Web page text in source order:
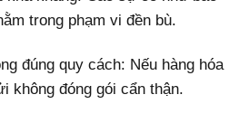
trong phạm vi đền bù.
đúng quy cách: Nếu hàng hóa
không đóng gói cẩn thận.